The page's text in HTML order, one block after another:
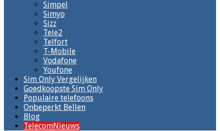
Simpel
Simyo
Sizz
Tele2
Telfort
T-Mobile
Vodafone
Youfone
Sim Only Vergelijken
Goedkoopste Sim Only
Populaire telefoons
Onbeperkt Bellen
Blog
TelecomNieuws